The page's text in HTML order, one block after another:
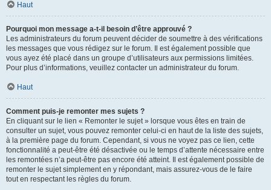
Haut
Pourquoi mon message a-t-il besoin d’être approuvé ?
Les administrateurs du forum peuvent décider de soumettre à des vérifications
les messages que vous rédigez sur le forum. Il est également possible que
vous ayez été placé dans un groupe d’utilisateurs aux permissions limitées.
Pour plus d’informations, veuillez contacter un administrateur du forum.
Haut
Comment puis-je remonter mes sujets ?
En cliquant sur le lien « Remonter le sujet » lorsque vous êtes en train de
consulter un sujet, vous pouvez remonter celui-ci en haut de la liste des sujets,
à la première page du forum. Cependant, si vous ne voyez pas ce lien, cette
fonctionnalité a peut-être été désactivée ou le temps d’attente nécessaire entre
les remontées n’a peut-être pas encore été atteint. Il est également possible de
remonter le sujet simplement en y répondant, mais assurez-vous de le faire
tout en respectant les règles du forum.